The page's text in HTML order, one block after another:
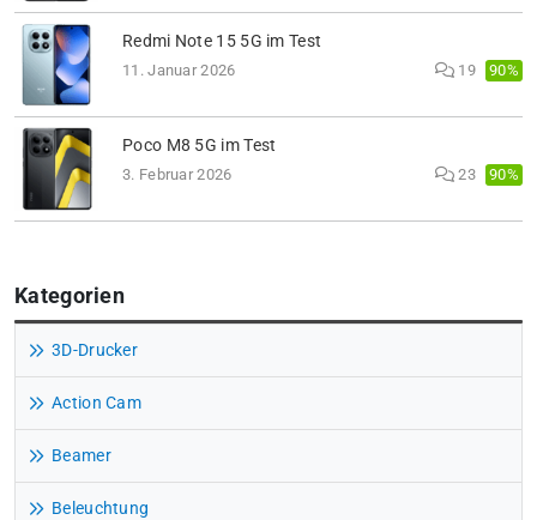
Redmi Note 15 5G im Test
11. Januar 2026 19 90%
Poco M8 5G im Test
3. Februar 2026 23 90%
Kategorien
3D-Drucker
Action Cam
Beamer
Beleuchtung